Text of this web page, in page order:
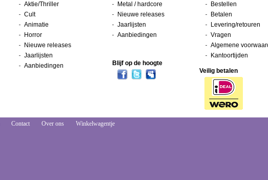
Aktie/Thriller
Cult
Animatie
Horror
Nieuwe releases
Jaarlijsten
Aanbiedingen
Metal / hardcore
Nieuwe releases
Jaarlijsten
Aanbiedingen
Bestellen
Betalen
Levering/retouren
Vragen
Algemene
Kantoortijden
Blijf op de hoogte
Veilig betalen
Contact Over ons Winkelwagentje